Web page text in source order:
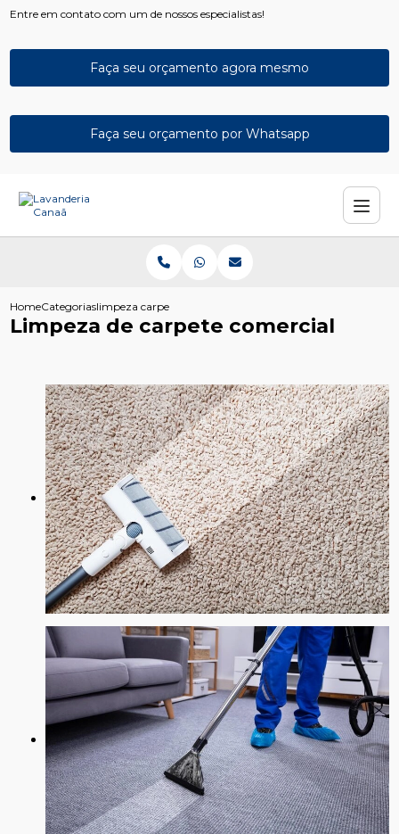
Entre em contato com um de nossos especialistas!
Faça seu orçamento agora mesmo
Faça seu orçamento por Whatsapp
HomeCategoriaslimpeza carpete comercial
Limpeza de carpete comercial